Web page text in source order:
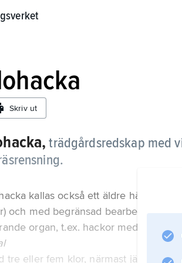
Skriv ut
trädgårdsredskap med
kallas också ett äldre
och med begränsad
organ, t.ex. hackor med
tre eller fem klor, närmast jämförbar